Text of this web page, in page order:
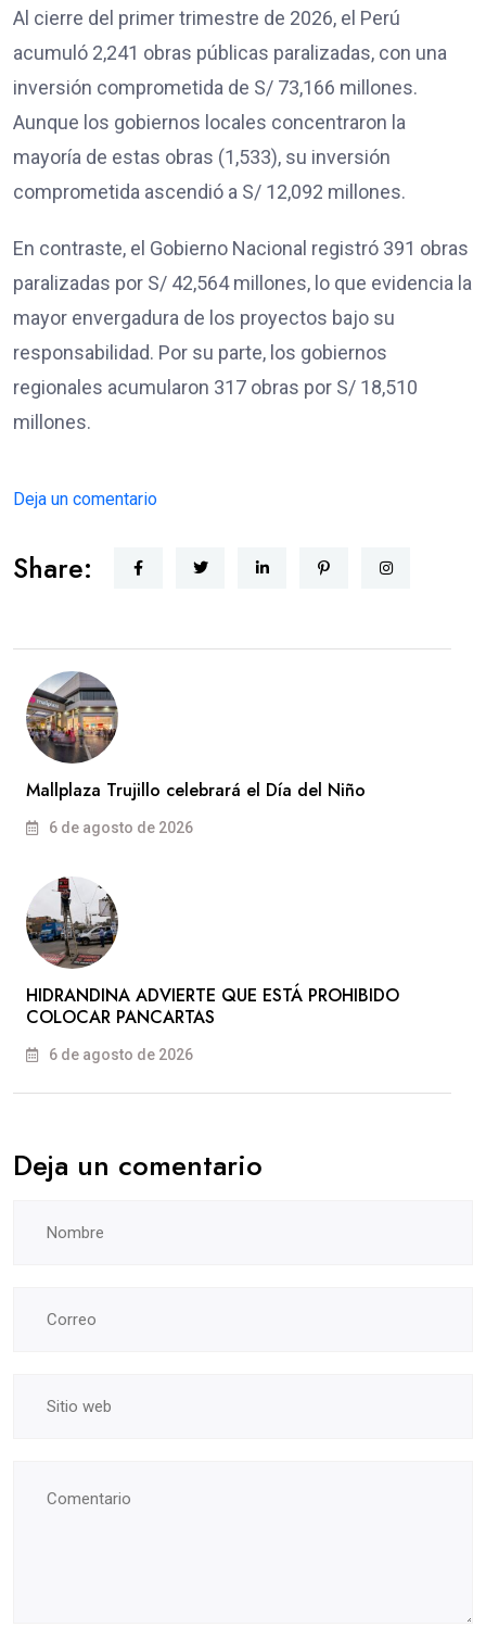
Al cierre del primer trimestre de 2026, el Perú
acumuló 2,241 obras públicas paralizadas, con una
inversión comprometida de S/ 73,166 millones.
Aunque los gobiernos locales concentraron la
mayoría de estas obras (1,533), su inversión
comprometida ascendió a S/ 12,092 millones.
En contraste, el Gobierno Nacional registró 391 obras
paralizadas por S/ 42,564 millones, lo que evidencia la
mayor envergadura de los proyectos bajo su
responsabilidad. Por su parte, los gobiernos
regionales acumularon 317 obras por S/ 18,510
millones.
Deja un comentario
Share:
Mallplaza Trujillo celebrará el Día del Niño
6 de agosto de 2026
HIDRANDINA ADVIERTE QUE ESTÁ PROHIBIDO
COLOCAR PANCARTAS
6 de agosto de 2026
Deja un comentario